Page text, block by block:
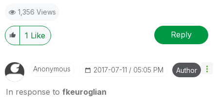
1,356 Views
1 Like Reply
Anonymous ‎2017-07-11 05:05 PM Author
In response to fkeuroglian